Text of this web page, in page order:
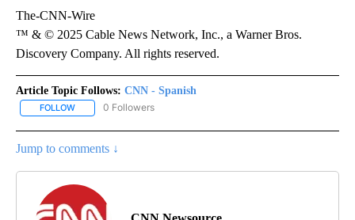
The-CNN-Wire
™ & © 2025 Cable News Network, Inc., a Warner Bros.
Discovery Company. All rights reserved.
Article Topic Follows: CNN - Spanish
FOLLOW FOLLOW "CNN - SPANISH" TO RECEIVE NOTIFICATIONS ABOUT
0 Followers
Jump to comments ↓